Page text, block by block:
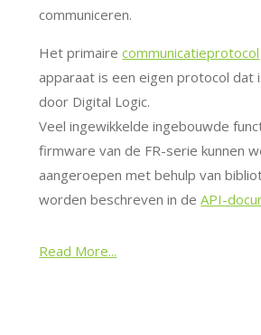
communiceren.
Het primairecommunicatieprotocol
apparaat is een eigen protocol dat
door Digital Logic.
Veel ingewikkelde ingebouwde
firmware van de FR-serie kunnen
aangeroepen met behulp van
worden beschreven in deAPI-
Read More...